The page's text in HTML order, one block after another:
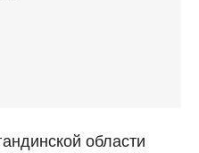
области